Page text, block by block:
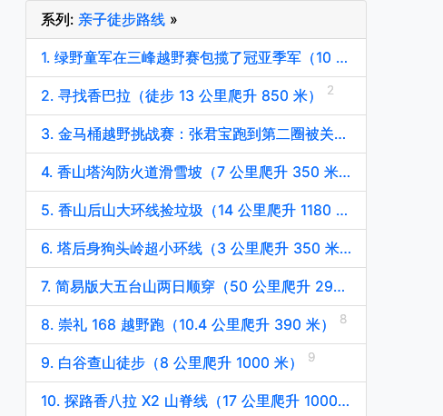
系列: 亲子徒步路线 »
1. 绿野童军在三峰越野赛包揽了冠亚季军（10 公里爬升 400 米）
2. 寻找香巴拉（徒步 13 公里爬升 850 米）
3. 金马桶越野挑战赛：张君宝跑到第二圈被关门（15 公里爬升 700 米）
4. 香山塔沟防火道滑雪坡（7 公里爬升 350 米）
5. 香山后山大环线捡垃圾（14 公里爬升 1180 米）
6. 塔后身狗头岭超小环线（3 公里爬升 350 米）
7. 简易版大五台山两日顺穿（50 公里爬升 2900 米）
8. 崇礼 168 越野跑（10.4 公里爬升 390 米）
9. 白谷查山徒步（8 公里爬升 1000 米）
10. 探路香八拉 X2 山脊线（17 公里爬升 1000 米）